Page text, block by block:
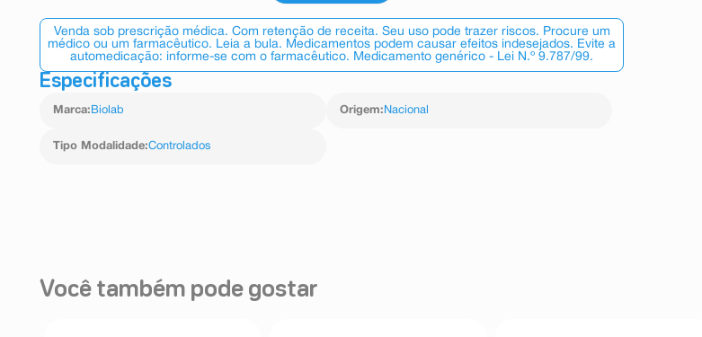
Venda sob prescrição médica. Com retenção de receita. Seu uso pode trazer riscos. Procure um
médico ou um farmacêutico. Leia a bula. Medicamentos podem causar efeitos indesejados. Evite a
automedicação: informe-se com o farmacêutico. Medicamento genérico - Lei N.º 9.787/99.
Especificações
Marca: Biolab Origem: Nacional
Tipo Modalidade:Controlados
Você também pode gostar